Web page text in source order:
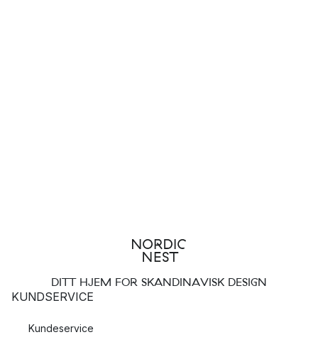
DITT HJEM FOR SKANDINAVISK DESIGN
KUNDSERVICE
Kundeservice